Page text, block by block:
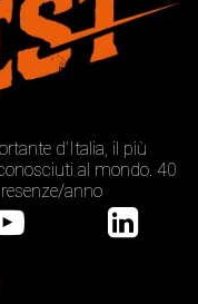
d’Italia, il più
al mondo. 40
anno